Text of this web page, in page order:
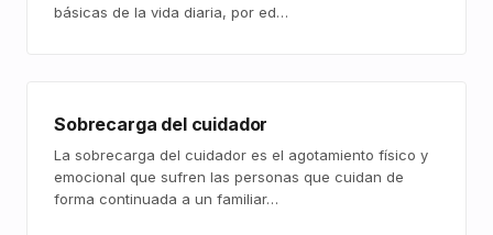
básicas de la vida diaria, por ed…
Sobrecarga del cuidador
La sobrecarga del cuidador es el agotamiento físico y
emocional que sufren las personas que cuidan de
forma continuada a un familiar…